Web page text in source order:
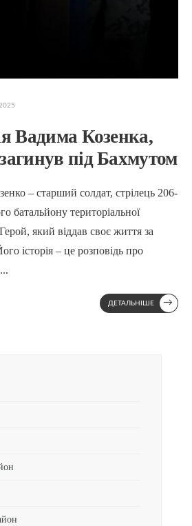
Вадима Козенка,
під Бахмутом
– старший солдат, стрілець 206-
батальйону територіальної
який віддав своє життя за
історія – це розповідь про
...
ДЕТАЛЬНІШЕ →